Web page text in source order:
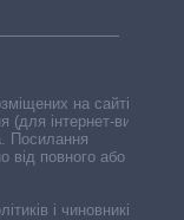
на сайті,
(для інтернет-видань
Посилання
від повного або
і чиновників,